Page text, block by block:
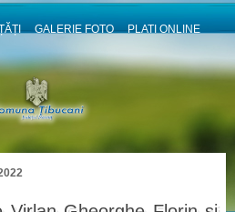
GALERIE FOTO
PLATI ONLINE